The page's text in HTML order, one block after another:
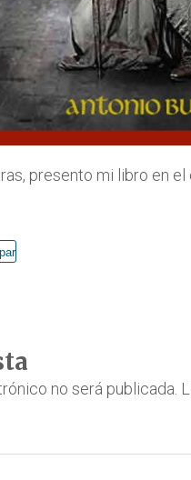
presento mi libro en
no será publicada.